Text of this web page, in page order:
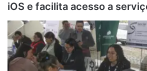
iOS e facilita acesso a